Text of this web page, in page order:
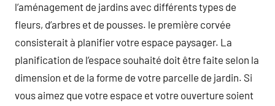
l’aménagement de jardins avec différents types de
fleurs, d’arbres et de pousses. le première corvée
consisterait à planifier votre espace paysager. La
planification de l’espace souhaité doit être faite selon la
dimension et de la forme de votre parcelle de jardin. Si
vous aimez que votre espace et votre ouverture soient